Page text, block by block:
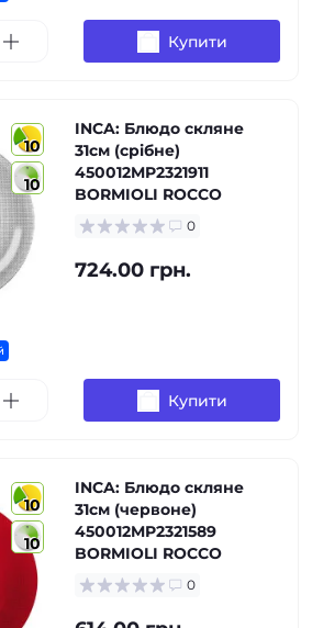
Купити
10
10
INCA: Блюдо скляне
31см (срібне)
450012MP2321911
BORMIOLI ROCCO
0
724.00 грн.
Купити
10
10
INCA: Блюдо скляне
31см (червоне)
450012MP2321589
BORMIOLI ROCCO
0